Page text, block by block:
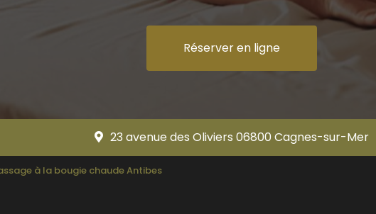
Réserver en ligne
23 avenue des Oliviers 06800 Cagnes-sur-Mer
à la bougie chaude Antibes